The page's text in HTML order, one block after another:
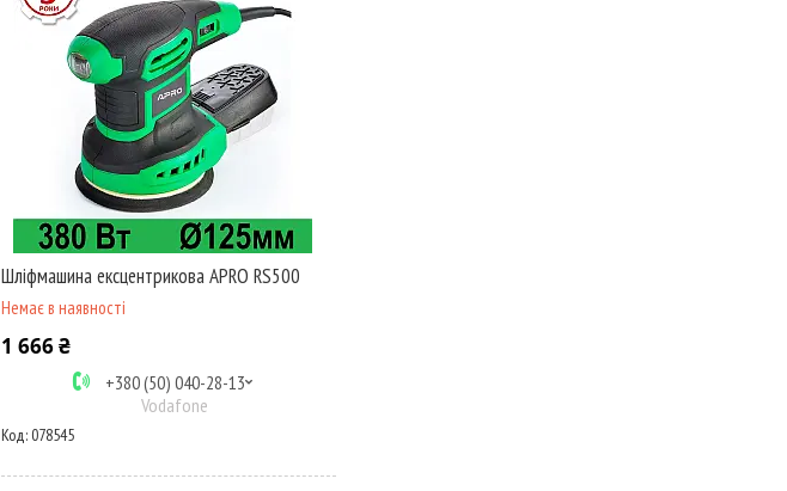
Шліфмашина ексцентрикова APRO RS500
Немає в наявності
1 666 ₴
+380 (50) 040-28-13
Vodafone
078545